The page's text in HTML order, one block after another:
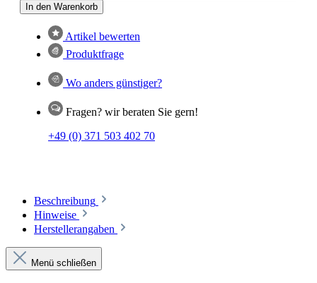
In den Warenkorb
Artikel bewerten
Produktfrage
Wo anders günstiger?
Fragen? wir beraten Sie gern!
+49 (0) 371 503 402 70
Beschreibung
Hinweise
Herstellerangaben
Menü schließen